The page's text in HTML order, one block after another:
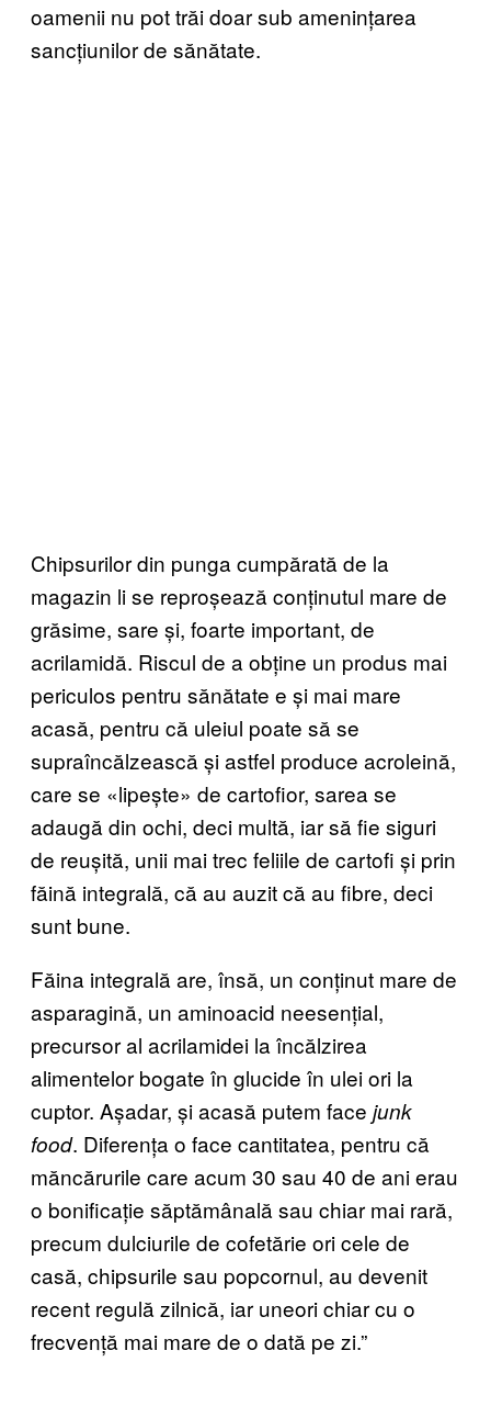
oamenii nu pot trăi doar sub amenințarea
sancțiunilor de sănătate.
Chipsurilor din punga cumpărată de la
magazin li se reproșează conținutul mare de
grăsime, sare și, foarte important, de
acrilamidă. Riscul de a obține un produs mai
periculos pentru sănătate e și mai mare
acasă, pentru că uleiul poate să se
supraîncălzească și astfel produce acroleină,
care se «lipește» de cartofior, sarea se
adaugă din ochi, deci multă, iar să fie siguri
de reușită, unii mai trec feliile de cartofi și prin
făină integrală, că au auzit că au fibre, deci
sunt bune.
Făina integrală are, însă, un conținut mare de
asparagină, un aminoacid neesențial,
precursor al acrilamidei la încălzirea
alimentelor bogate în glucide în ulei ori la
cuptor. Așadar, și acasă putem face junk
food. Diferența o face cantitatea, pentru că
măncărurile care acum 30 sau 40 de ani erau
o bonificație săptămânală sau chiar mai rară,
precum dulciurile de cofetărie ori cele de
casă, chipsurile sau popcornul, au devenit
recent regulă zilnică, iar uneori chiar cu o
frecvență mai mare de o dată pe zi.”